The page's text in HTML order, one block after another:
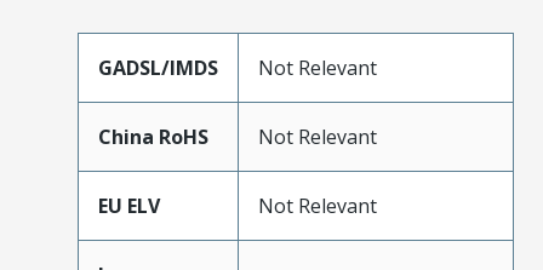
GADSL/IMDS Not Relevant
China RoHS Not Relevant
EU ELV Not Relevant